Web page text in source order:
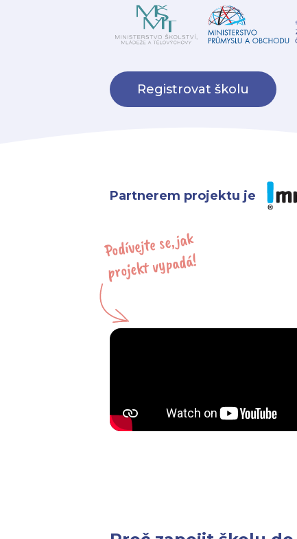
Registrovat školu
Partnerem projektu je
Podívejte se, jak
projekt vypadá!